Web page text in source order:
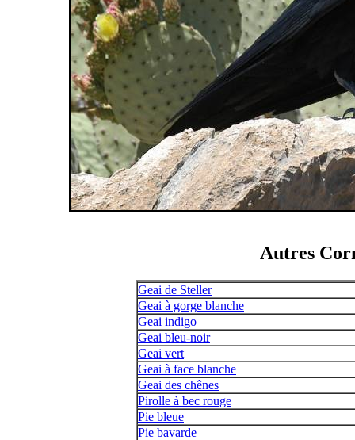
Autres
Geai de Steller
Geai à gorge blanche
Geai indigo
Geai bleu-noir
Geai vert
Geai à face blanche
Geai des chênes
Pirolle à bec rouge
Pie bleue
Pie bavarde